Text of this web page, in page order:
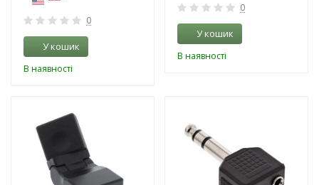
0
У кошик
В наявності
0
У кошик
В наявності